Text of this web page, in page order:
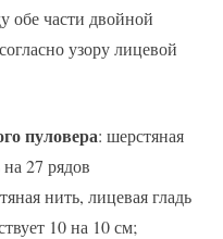
обе части двойной
узору лицевой
пуловера: шерстяная
27 рядов
нить, лицевая гладь
10 на 10 см;